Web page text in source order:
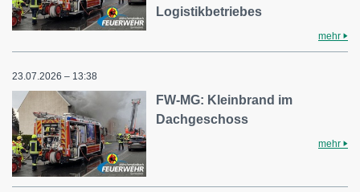
Logistikbetriebes
mehr
23.07.2026 – 13:38
FW-MG: Kleinbrand im
Dachgeschoss
mehr